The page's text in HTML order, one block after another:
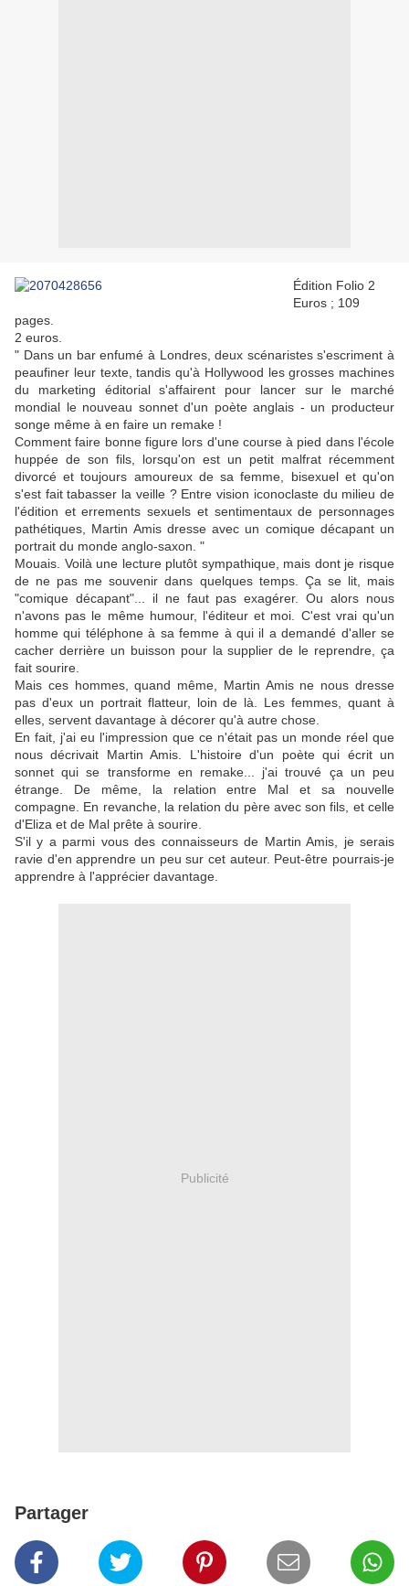
Édition Folio 2
Euros ; 109
pages.
2 euros.
" Dans un bar enfumé à Londres, deux scénaristes s'escriment à
peaufiner leur texte, tandis qu'à Hollywood les grosses machines
du marketing éditorial s'affairent pour lancer sur le marché
mondial le nouveau sonnet d'un poète anglais - un producteur
songe même à en faire un remake !
Comment faire bonne figure lors d'une course à pied dans l'école
huppée de son fils, lorsqu'on est un petit malfrat récemment
divorcé et toujours amoureux de sa femme, bisexuel et qu'on
s'est fait tabasser la veille ? Entre vision iconoclaste du milieu de
l'édition et errements sexuels et sentimentaux de personnages
pathétiques, Martin Amis dresse avec un comique décapant un
portrait du monde anglo-saxon. "
Mouais. Voilà une lecture plutôt sympathique, mais dont je risque
de ne pas me souvenir dans quelques temps. Ça se lit, mais
"comique décapant"... il ne faut pas exagérer. Ou alors nous
n'avons pas le même humour, l'éditeur et moi. C'est vrai qu'un
homme qui téléphone à sa femme à qui il a demandé d'aller se
cacher derrière un buisson pour la supplier de le reprendre, ça
fait sourire.
Mais ces hommes, quand même, Martin Amis ne nous dresse
pas d'eux un portrait flatteur, loin de là. Les femmes, quant à
elles, servent davantage à décorer qu'à autre chose.
En fait, j'ai eu l'impression que ce n'était pas un monde réel que
nous décrivait Martin Amis. L'histoire d'un poète qui écrit un
sonnet qui se transforme en remake... j'ai trouvé ça un peu
étrange. De même, la relation entre Mal et sa nouvelle
compagne. En revanche, la relation du père avec son fils, et celle
d'Eliza et de Mal prête à sourire.
S'il y a parmi vous des connaisseurs de Martin Amis, je serais
ravie d'en apprendre un peu sur cet auteur. Peut-être pourrais-je
apprendre à l'apprécier davantage.
Publicité
Partager